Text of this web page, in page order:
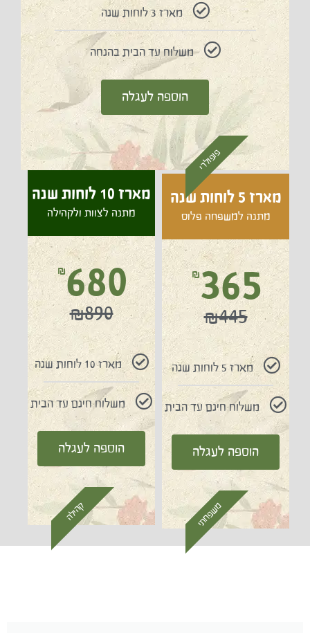
מארז 10 לוחות שנה
מתנה לצוות ולקהילה
₪680
₪890
מארז 10 לוחות שנה
משלוח חינם עד הבית
הוספה לעגלה
קהילה
מארז 5 לוחות שנה
מתנה למשפחה פלוס
₪365
₪445
מארז 5 לוחות שנה
משלוח חינם עד הבית
הוספה לעגלה
משפחתי
מארז 3 לוחות שנה
משלוח עד הבית בהנחה
הוספה לעגלה
פופולרי